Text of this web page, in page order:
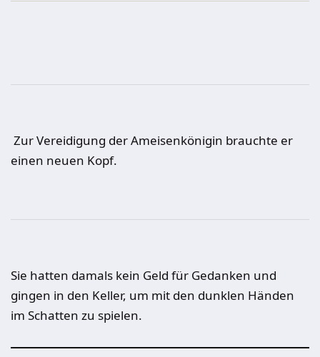
Zur Vereidigung der Ameisenkönigin brauchte er
einen neuen Kopf.
Sie hatten damals kein Geld für Gedanken und
gingen in den Keller, um mit den dunklen Händen
im Schatten zu spielen.